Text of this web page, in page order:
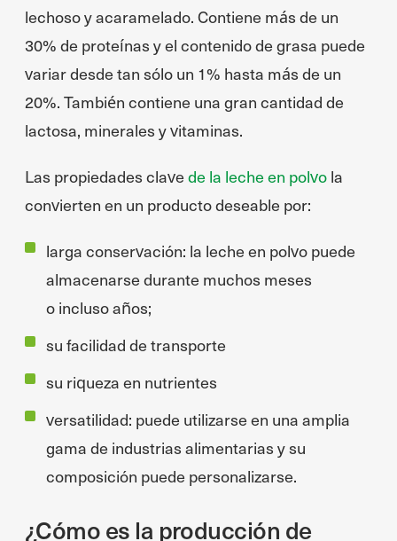
lechoso y acaramelado. Contiene más de un
30% de proteínas y el contenido de grasa puede
variar desde tan sólo un 1% hasta más de un
20%. También contiene una gran cantidad de
lactosa, minerales y vitaminas.
Las propiedades clave de la leche en polvo la
convierten en un producto deseable por:
larga conservación: la leche en polvo puede
almacenarse durante muchos meses
o incluso años;
su facilidad de transporte
su riqueza en nutrientes
versatilidad: puede utilizarse en una amplia
gama de industrias alimentarias y su
composición puede personalizarse.
¿Cómo es la producción de